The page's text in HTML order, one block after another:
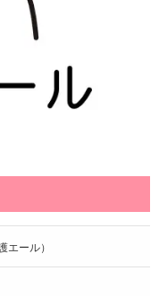
ール）